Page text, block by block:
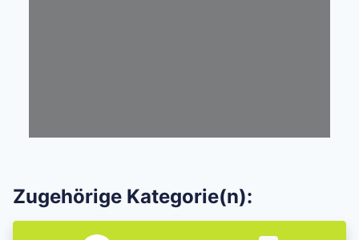
Zugehörige Kategorie(n):